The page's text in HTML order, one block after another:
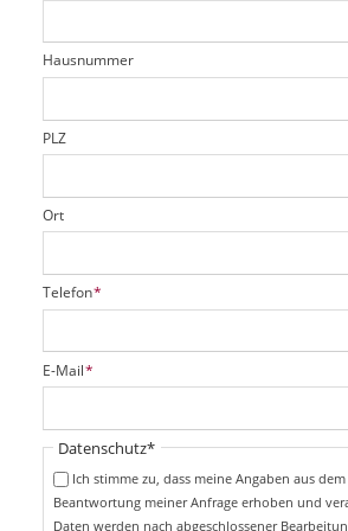
r
e
d
t
f
e
d
Hausnummer
PLZ
Ort
P
f
i
c
t
f
Telefon*
P
f
i
E-Mail*
Pflichtfeld
Datenschutz*
Ich stimme zu, dass meine Angaben aus
Beantwortung meiner Anfrage erhoben und
Daten werden nach abgeschlossener